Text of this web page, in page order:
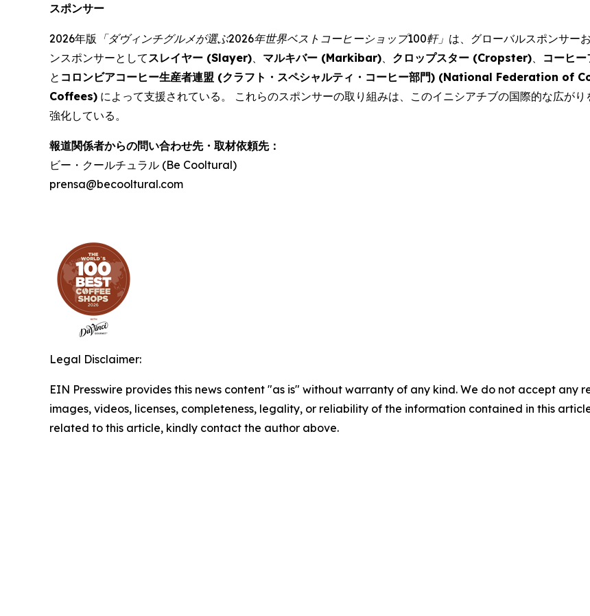
スポンサー
2026年版 「ダヴィンチグルメが選ぶ2026年世界ベストコーヒーショップ100軒」 は、グローバルスポンサー
ンスポンサーとして スレイヤー (Slayer) マルキバー (Markibar) クロップスター (Cropster) コーヒ
と コロンビアコーヒー生産者連盟 (クラフト・スペシャルティ・コーヒー部門) (National Federation of
Coffees) によって支援されている。 これらのスポンサーの取り組みは、このイニシアチブの国際的な広が
強化している。
報道関係者からの問い合わせ先・取材依頼先：
ビー・クールチュラル (Be Cooltural)
prensa@becooltural.com
Legal Disclaimer:
EIN Presswire provides this news content "as is" without warranty of any kind. We do not accept any
images, videos, licenses, completeness, legality, or reliability of the information contained in this
related to this article, kindly contact the author above.